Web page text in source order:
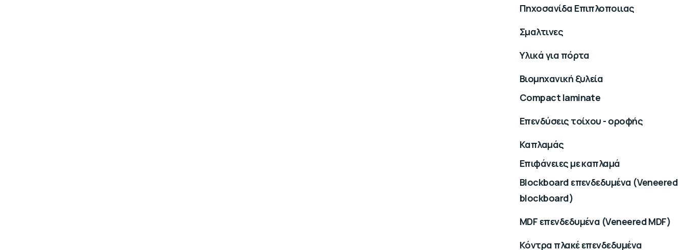
Πηχοσανίδα Επιπλοποιιας
Σμαλτινες
Υλικά για πόρτα
Βιομηχανική ξυλεία
Compact laminate
Επενδύσεις τοίχου - οροφής
Καπλαμάς
Επιφάνειες με καπλαμά
Blockboard επενδεδυμένα (Veneered
blockboard)
MDF επενδεδυμένα (Veneered MDF)
Κόντρα πλακέ επενδεδυμένα